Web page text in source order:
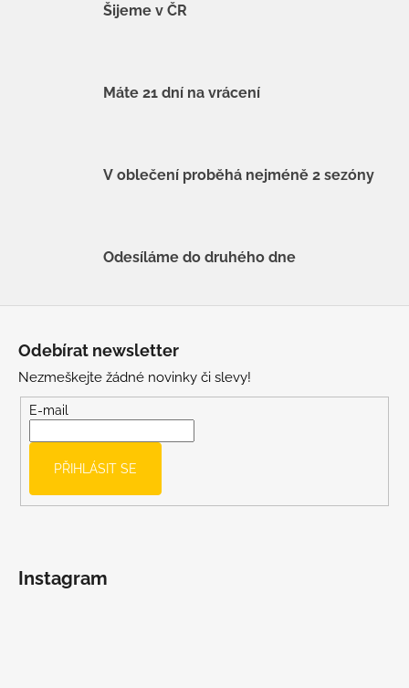
Šijeme v ČR
Máte 21 dní na vrácení
V oblečení proběhá nejméně 2 sezóny
Odesíláme do druhého dne
Odebírat newsletter
Nezmeškejte žádné novinky či slevy!
E-mail
PŘIHLÁSIT SE
Instagram